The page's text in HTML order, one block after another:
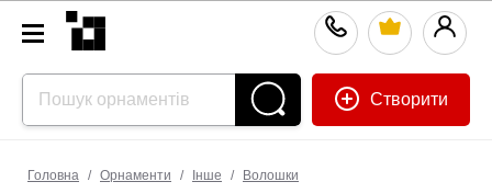
Створити
Головна / Орнаменти / Інше / Волошки